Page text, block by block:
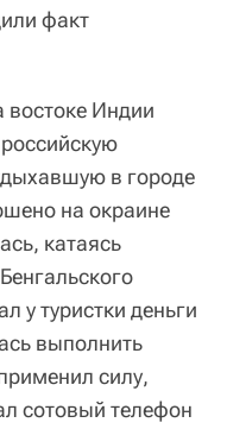
факт
востоке Индии
в городе
на окраине
катаясь
у туристки деньги
выполнить
силу,
сотовый телефон